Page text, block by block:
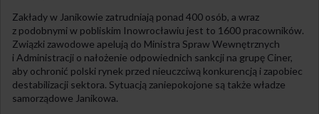
Zakłady w Janikowie zatrudniają ponad 400 osób, a wraz
z podobnymi w pobliskim Inowrocławiu jest to 1600 pracowników.
Związki zawodowe apelują do Ministra Spraw Wewnętrznych
i Administracji o nałożenie odpowiednich sankcji na grupę Ciner,
aby ochronić polski rynek przed nieuczciwą konkurencją i zapobiec
destabilizacji sektora. Sytuacją zaniepokojone są także władze
samorządowe Janikowa.